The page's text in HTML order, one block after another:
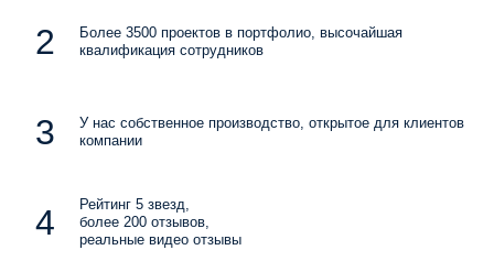
Более 3500 проектов в портфолио, высочайшая
квалификация сотрудников
У нас собственное производство, открытое для клиентов
компании
Рейтинг 5 звезд,
более 200 отзывов,
реальные видео отзывы